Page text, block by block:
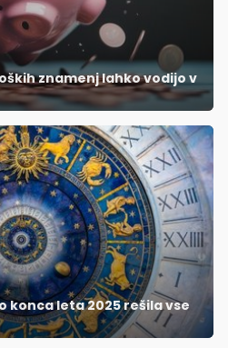
znamenj lahko vodijo v
konca leta 2025 rešila vse